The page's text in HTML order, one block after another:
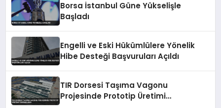
Borsa İstanbul Güne Yükselişle
Başladı
Engelli ve Eski Hükümlülere Yönelik
Hibe Desteği Başvuruları Açıldı
TIR Dorsesi Taşıma Vagonu
Projesinde Prototip Üretimi